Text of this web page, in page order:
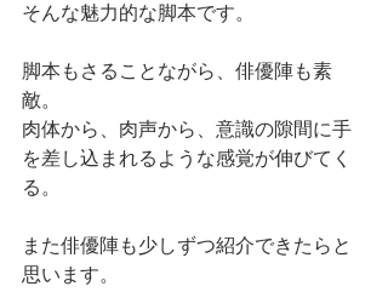
そんな魅力的な脚本です。
脚本もさることながら、俳優陣も素
敵。
肉体から、肉声から、意識の隙間に手
を差し込まれるような感覚が伸びてく
る。
また俳優陣も少しずつ紹介できたらと
思います。